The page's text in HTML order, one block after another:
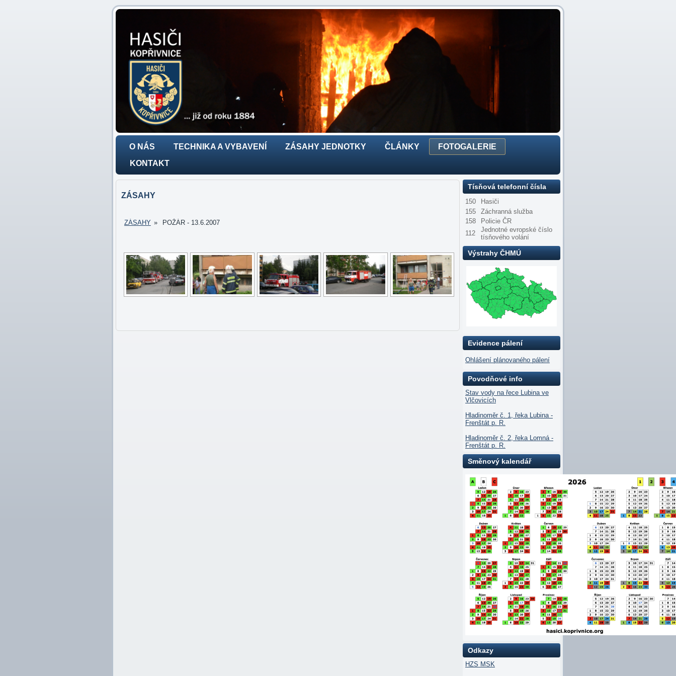
O NÁS TECHNIKA A VYBAVENÍ ZÁSAHY JEDNOTKY ČLÁNKY
FOTOGALERIE
KONTAKT
ZÁSAHY
ZÁSAHY » POŽÁR - 13.6.2007
Tísňová telefonní čísla
150
Hasiči
155
Záchranná služba
158
Policie ČR
112
Jednotné evropské číslo
tísňového volání
Výstrahy ČHMÚ
Evidence pálení
Ohlášení plánovaného pálení
Povodňové info
Stav vody na řece Lubina ve
Vlčovicích
Hladinoměr č. 1, řeka Lubina -
Frenštát p. R.
Hladinoměr č. 2, řeka Lomná -
Frenštát p. R.
Směnový kalendář
Odkazy
HZS MSK